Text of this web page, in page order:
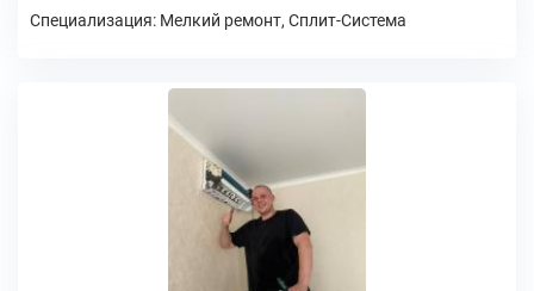
Специализация: Мелкий ремонт, Сплит-Система